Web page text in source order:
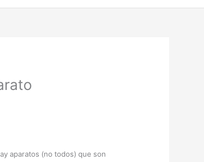
aparatos (no todos) que son